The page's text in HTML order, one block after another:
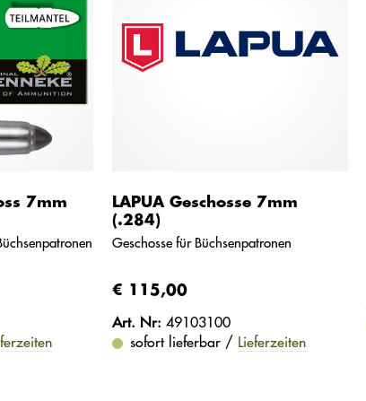
7mm
LAPUA Geschosse 7mm
(.284)
Geschosse für Büchsenpatronen
€ 115,00
Art. Nr: 49103100
sofort lieferbar / Lieferzeiten